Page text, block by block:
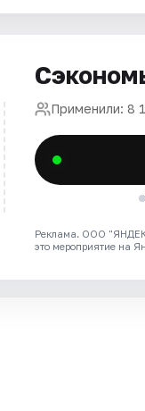
Применили: 8
Реклама. ООО
это мероприятие на